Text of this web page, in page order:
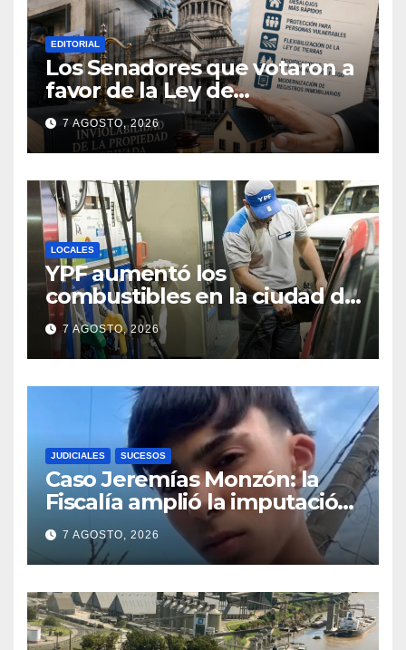
EDITORIAL
Los Senadores que votaron a
favor de la Ley de
extranjerización de tierras
7 AGOSTO, 2026
LOCALES
YPF aumentó los
combustibles en la ciudad de
Santa Fe: la nafta súper
superó los $2.100 y llenar el
tanque cuesta más de
$94.000
7 AGOSTO, 2026
JUDICIALES SUCESOS
Caso Jeremías Monzón: la
Fiscalía amplió la imputación
contra la menor acusada del
crimen y la causa se
encamina al juicio por jurados
7 AGOSTO, 2026